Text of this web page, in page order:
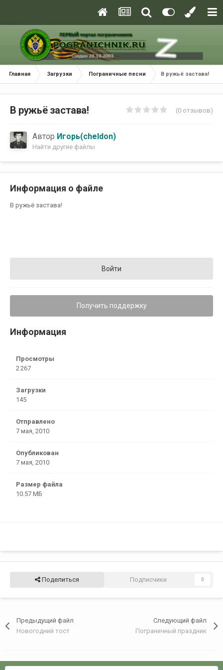
Главная Загрузки Пограничные песни В ружьё застава!
В ружьё застава! (0 отзывов)
Автор Игорь(cheldon)
Найти другие файлы
Информация о файле
В ружьё застава!
Войти
Получить поддержку
Информация
Просмотры
2 267
Загрузки
145
Отправлено
7 мая, 2010
Опубликован
7 мая, 2010
Размер файла
10.57 МБ
Поделиться Подписчики 0
Предыдущий файл
Новогодний тост
Следующий файл
Пограничный праздник